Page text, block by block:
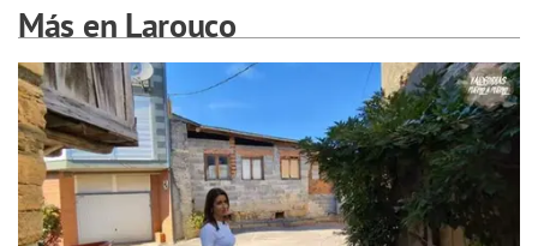
Más en Larouco